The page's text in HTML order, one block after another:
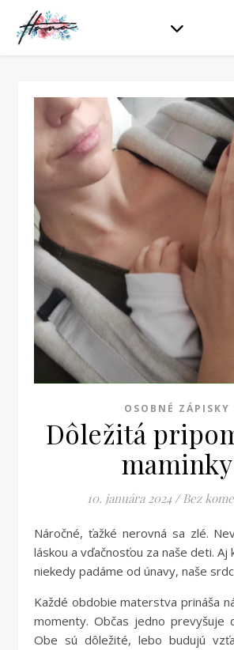
OSOBNÉ ZÁPISKY
Dôležitá
maminky
10. januára 2024 / Bez
Náročné, ťažké nerovná sa zlé. Nevylučuje sa to s
láskou a vďačnosťou za naše deti. Aj
niekedy padáme od únavy, naše
Každé obdobie materstva prináša
momenty. Občas jedno prevyšuje
Obe sú dôležité, lebo budujú